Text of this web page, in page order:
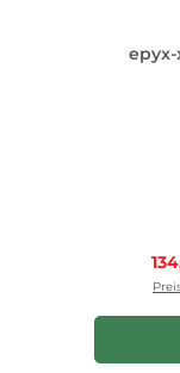
epyx-